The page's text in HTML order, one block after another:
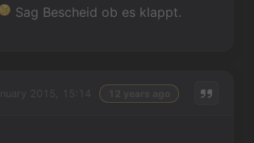
Sag Bescheid ob es klappt.